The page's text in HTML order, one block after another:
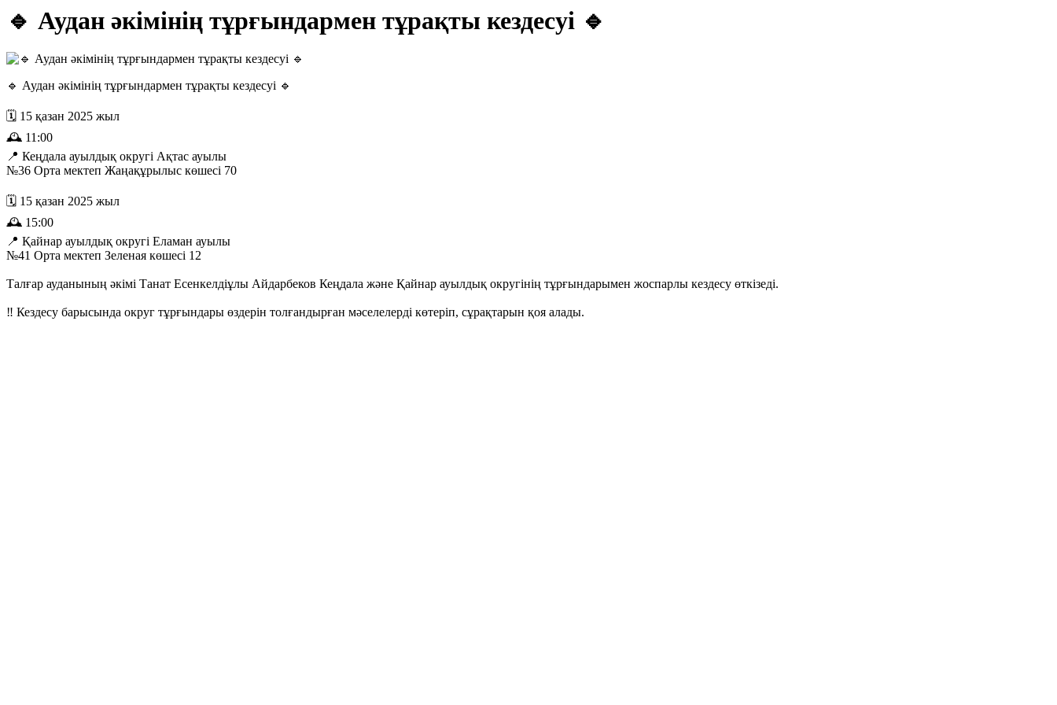
🔹 Аудан әкімінің тұрғындармен тұрақты кездесуі 🔹
🔹 Аудан әкімінің тұрғындармен тұрақты кездесуі 🔹
🗓️ 15 қазан 2025 жыл
🕰️ 11:00
📍 Кеңдала ауылдық округі Ақтас ауылы
№36 Орта мектеп Жаңақұрылыс көшесі 70
🗓️ 15 қазан 2025 жыл
🕰️ 15:00
📍 Қайнар ауылдық округі Еламан ауылы
№41 Орта мектеп Зеленая көшесі 12
Талғар ауданының әкімі Танат Есенкелдіұлы Айдарбеков Кеңдала және Қайнар ауылдық округінің тұрғындарымен жоспарлы кездесу өткізеді.
‼️ Кездесу барысында округ тұрғындары өздерін толғандырған мәселелерді көтеріп, сұрақтарын қоя алады.